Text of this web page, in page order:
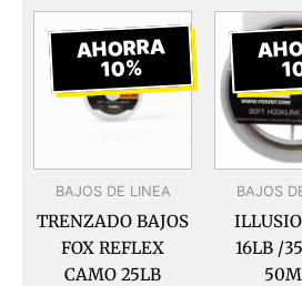
AHORRA
10%
BAJOS DE LINEA
TRENZADO BAJOS
FOX REFLEX
CAMO 25LB
El
precio
original
era:
€17,99.
El
precio
actual
es:
€16,19.
BAJOS
16LB /